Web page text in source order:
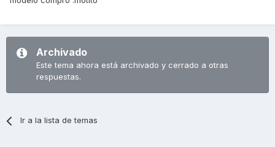
Archivado
Este tema ahora está archivado y cerrado a otras
respuestas.
Ir a la lista de temas